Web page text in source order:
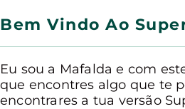
Bem Vindo Ao
Eu sou a Mafalda e com
que encontres algo que te
encontrares a tua versão